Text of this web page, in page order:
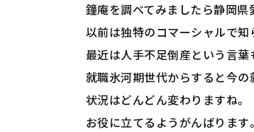
鐘庵を調べてみましたら静岡県
以前は独特のコマーシャルで知
最近は人手不足倒産という言葉
就職氷河期世代からすると今の
状況はどんどん変わりますね。
お役に立てるようがんばります。